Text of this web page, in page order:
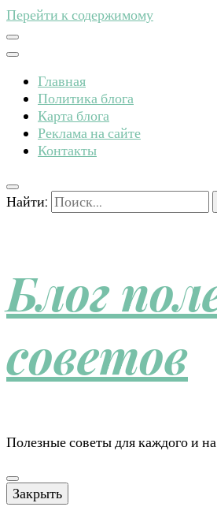
Перейти к содержимому
Главная
Политика блога
Карта блога
Реклама на сайте
Контакты
Найти:
Блог
советов
Полезные советы для каждого и
Закрыть